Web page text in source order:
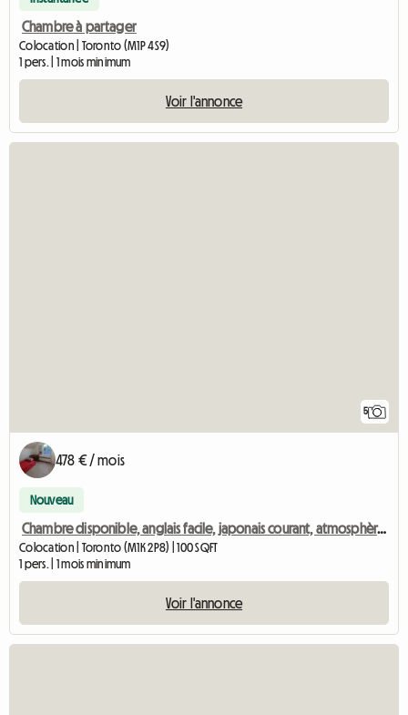
Chambre à partager
Colocation | Toronto (M1P 4S9)
1 pers. | 1 mois minimum
Voir l'annonce
5
478 € / mois
Nouveau
Chambre disponible, anglais facile, japonais courant, atmosphère accueillante
Colocation | Toronto (M1K 2P8) | 100 SQFT
1 pers. | 1 mois minimum
Voir l'annonce